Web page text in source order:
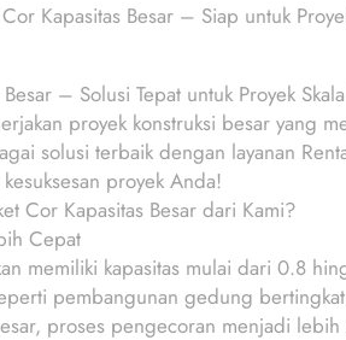
Kapasitas Besar – Siap untuk
– Solusi Tepat untuk Proyek
proyek konstruksi besar yang
solusi terbaik dengan layanan
proyek Anda!
Cor Kapasitas Besar dari Kami?
Cepat
memiliki kapasitas mulai dari 0.8
pembangunan gedung
proses pengecoran menjadi